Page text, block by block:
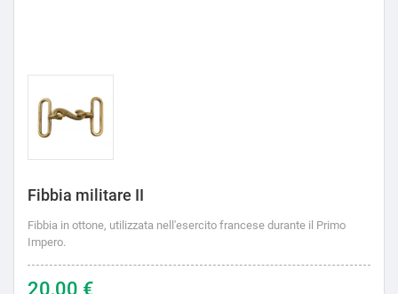
Fibbia militare II
Fibbia in ottone, utilizzata nell'esercito francese durante il Primo
Impero.
20,00 €